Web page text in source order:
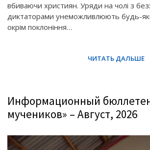
вбиваючи християн. Уряди на чолі з
диктаторами унеможливлюють будь-
окрім поклоніння…
Информационный
мучеников» – Август, 2026